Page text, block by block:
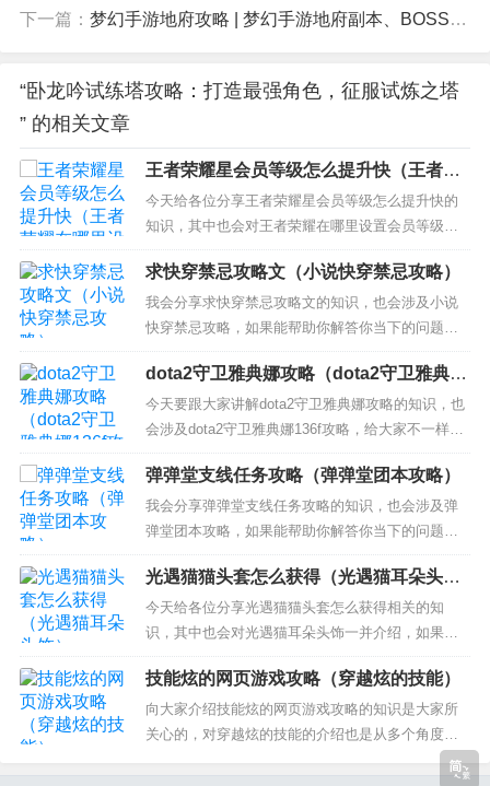
下一篇： 梦幻手游地府攻略 | 梦幻手游地府副本、BOSS、装备获取攻略详解
“卧龙吟试练塔攻略：打造最强角色，征服试炼之塔
” 的相关文章
王者荣耀星会员等级怎么提升快（王者荣
耀在哪里设置会员等级）
今天给各位分享王者荣耀星会员等级怎么提升快的
知识，其中也会对王者荣耀在哪里设置会员等级进
行解释，如果能碰巧解决你现在面临的问题，别忘
了关注本站，现在开始吧！ 本文目录一览： 1、王
者荣耀星会员怎么快速升级 2、王者荣耀升15级最
快方法 3、星会员怎么升级 4、王者星会员等级怎么
提升...
求快穿禁忌攻略文（小说快穿禁忌攻略）
我会分享求快穿禁忌攻略文的知识，也会涉及小说
快穿禁忌攻略，如果能帮助你解答你当下的问题，
别忘记关注我们吧！ 本文目录一览： 1、求女主快
穿攻略小说要好看的哦 2、求书:急求快穿攻略文
3、什么快穿小说，综穿小说好看？推荐几本 求女主
快穿攻略小说要好看的哦 符合这一类型的小说如
下： 《快穿...
dota2守卫雅典娜攻略（dota2守卫雅典娜
136f攻略）
今天要跟大家讲解dota2守卫雅典娜攻略的知识，也
会涉及dota2守卫雅典娜136f攻略，给大家不一样的
解决方案！ 本文目录一览： 1、守卫雅典娜的攻略
是什么？ 2、dota2守卫雅典娜冥王篇怎么觉醒 3、d
ota2守卫雅典娜怎么升级基地 4、dota2守护雅典娜
神佑宝石怎么弄 守卫雅...
弹弹堂支线任务攻略（弹弹堂团本攻略）
我会分享弹弹堂支线任务攻略的知识，也会涉及弹
弹堂团本攻略，如果能帮助你解答你当下的问题，
别忘记关注我们吧！ 本文目录一览： 1、百度弹弹
堂3支线任务的神器怎样凑齐 2、弹弹堂怎么搞真·
天使之赐？ 3、弹弹堂怎么玩?弹弹堂玩法入门攻略
4、弹弹堂猫找铃铛怎么过 百度弹弹堂3支线任务
的...
光遇猫猫头套怎么获得（光遇猫耳朵头
饰）
今天给各位分享光遇猫猫头套怎么获得相关的知
识，其中也会对光遇猫耳朵头饰一并介绍，如果能
碰巧解决你现在面临的问题，别忘了关注本站，现
在开始吧！ 本文目录一览： 1、猫猫头在哪兑换
2、光遇怎么获得猫猫头 光遇获得猫猫头方法 3、光
遇猫猫头在哪里换 4、光遇万圣节猫猫头在哪 5、光
技能炫的网页游戏攻略（穿越炫的技能）
向大家介绍技能炫的网页游戏攻略的知识是大家所
关心的，对穿越炫的技能的介绍也是从多个角度来
解答，希望可以让大家解决现在的问题！ 本文目录